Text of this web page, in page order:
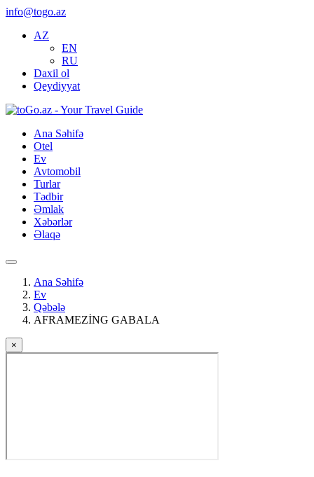
info@togo.az
AZ
EN
RU
Daxil ol
Qeydiyyat
Ana Səhifə
Otel
Ev
Avtomobil
Turlar
Tədbir
Əmlak
Xəbərlər
Əlaqə
Ana Səhifə
Ev
Qəbələ
AFRAMEZİNG GABALA
×